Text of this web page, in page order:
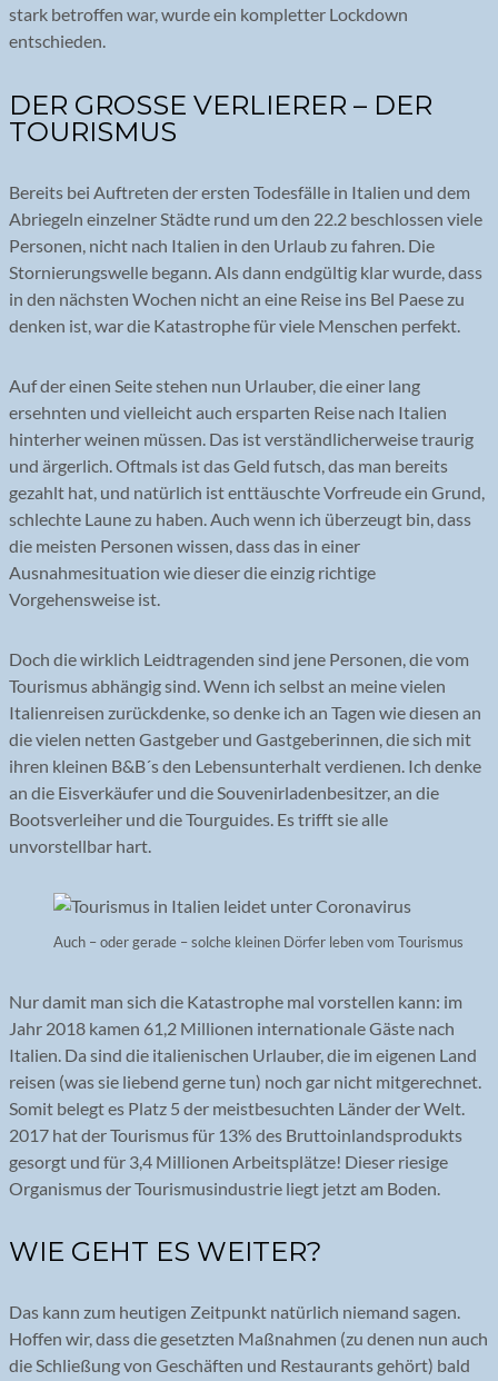
stark betroffen war, wurde ein kompletter Lockdown
entschieden.
DER GROSSE VERLIERER – DER T
OURISMUS
Bereits bei Auftreten der ersten Todesfälle in Italien und dem
Abriegeln einzelner Städte rund um den 22.2 beschlossen viele
Personen, nicht nach Italien in den Urlaub zu fahren. Die
Stornierungswelle begann. Als dann endgültig klar wurde, dass
in den nächsten Wochen nicht an eine Reise ins Bel Paese zu
denken ist, war die Katastrophe für viele Menschen perfekt.
Auf der einen Seite stehen nun Urlauber, die einer lang
ersehnten und vielleicht auch ersparten Reise nach Italien
hinterher weinen müssen. Das ist verständlicherweise traurig
und ärgerlich. Oftmals ist das Geld futsch, das man bereits
gezahlt hat, und natürlich ist enttäuschte Vorfreude ein Grund,
schlechte Laune zu haben. Auch wenn ich überzeugt bin, dass
die meisten Personen wissen, dass das in einer
Ausnahmesituation wie dieser die einzig richtige
Vorgehensweise ist.
Doch die wirklich Leidtragenden sind jene Personen, die vom
Tourismus abhängig sind. Wenn ich selbst an meine vielen
Italienreisen zurückdenke, so denke ich an Tagen wie diesen an
die vielen netten Gastgeber und Gastgeberinnen, die sich mit
ihren kleinen B&B´s den Lebensunterhalt verdienen. Ich denke
an die Eisverkäufer und die Souvenirladenbesitzer, an die
Bootsverleiher und die Tourguides. Es trifft sie alle
unvorstellbar hart.
Auch – oder gerade – solche kleinen Dörfer leben vom Tourismus
Nur damit man sich die Katastrophe mal vorstellen kann: im
Jahr 2018 kamen 61,2 Millionen internationale Gäste nach
Italien. Da sind die italienischen Urlauber, die im eigenen Land
reisen (was sie liebend gerne tun) noch gar nicht mitgerechnet.
Somit belegt es Platz 5 der meistbesuchten Länder der Welt.
2017 hat der Tourismus für 13% des Bruttoinlandsprodukts
gesorgt und für 3,4 Millionen Arbeitsplätze! Dieser riesige
Organismus der Tourismusindustrie liegt jetzt am Boden.
WIE GEHT ES WEITER?
Das kann zum heutigen Zeitpunkt natürlich niemand sagen.
Hoffen wir, dass die gesetzten Maßnahmen (zu denen nun auch
die Schließung von Geschäften und Restaurants gehört) bald